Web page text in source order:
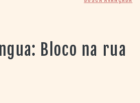
Bloco na rua